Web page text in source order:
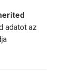
adatot az